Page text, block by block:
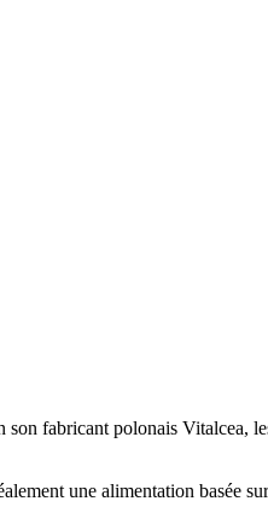
fabricant polonais Vitalcea,
une alimentation basée